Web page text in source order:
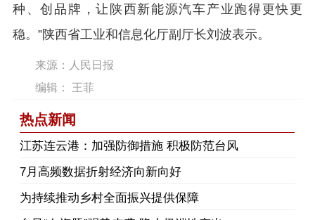
种、创品牌，让陕西新能源汽车产业跑得更快更
稳。”陕西省工业和信息化厅副厅长刘波表示。
来源：人民日报
编辑： 王菲
热点新闻
江苏连云港：加强防御措施 积极防范台风
7月高频数据折射经济向新向好
为持续推动乡村全面振兴提供保障